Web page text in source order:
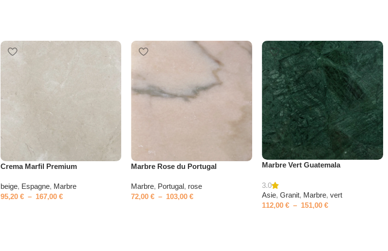
Crema Marfil Premium
beige, Espagne, Marbre
95,20 € – 167,00 €
Marbre Rose du Portugal
Marbre, Portugal, rose
72,00€ – 103,00€
Marbre Vert Guatemala
3.0
Asie, Granit, Marbre, vert
112,00€ – 151,00€